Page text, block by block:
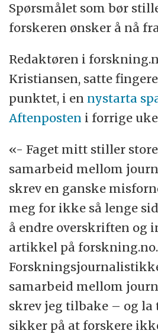
Spørsmålet som bør
forskeren ønsker å nå
Redaktøren i
Kristiansen, satte
punktet, i en nystarta
Aftenposten i forrige
«- Faget mitt stiller
samarbeid mellom
skrev en ganske
meg for ikke så lenge
å endre overskriften og
artikkel på forskning.no.
samarbeid mellom
skrev jeg tilbake – og la
sikker på at forskere